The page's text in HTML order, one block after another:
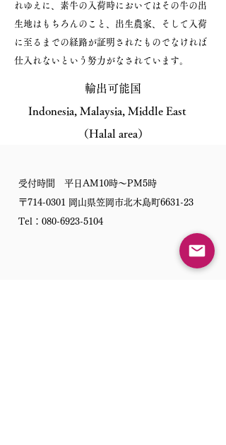
れゆえに、素牛の入荷時においてはその牛の出
生地はもちろんのこと、出生農家、そして入荷
に至るまでの経路が証明されたものでなければ
仕入れないという努力がなされています。
​輸出可能国
Indonesia, Malaysia, Middle East
（Halal area）
受付時間 平日AM10時〜PM5時
〒714-0301 岡山県笠岡市北木島町6631-23
Tel：080-6923-5104